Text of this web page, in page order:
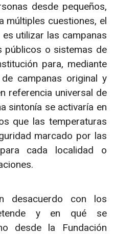
desde pequeños,
múltiples cuestiones, el
utilizar las campanas
públicos o sistemas de
para, mediante
campanas original y
referencia universal de
sintonía se activaría en
que las temperaturas
marcado por las
cada localidad o
desacuerdo con los
y en qué se
desde la Fundación